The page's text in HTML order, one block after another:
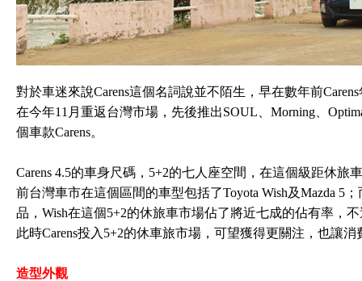
對於車迷來說Carens這個名詞說並不陌生，早在數年前
在今年11月重返台灣市場，先後推出SOUL、Morning、
個車款Carens。
Carens 4.5的車身尺碼，5+2的七人座空間，在這個級距休
前台灣車市在這個區間的車型包括了Toyota Wish及Mazda 5
品，Wish在這個5+2的休旅車市場佔了將近七成的佔有率，
此時Carens投入5+2的休車旅市場，可望獲得更關注，也讓
造型外觀